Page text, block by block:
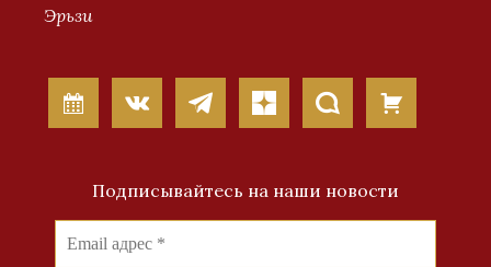
Эрьзи
Подписывайтесь на наши новости